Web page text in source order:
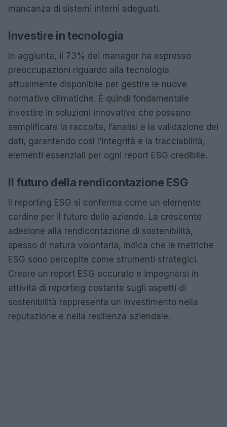
mancanza di sistemi interni adeguati.
Investire in tecnologia
In aggiunta, il 73% dei manager ha espresso
preoccupazioni riguardo alla tecnologia
attualmente disponibile per gestire le nuove
normative climatiche. È quindi fondamentale
investire in soluzioni innovative che possano
semplificare la raccolta, l’analisi e la validazione dei
dati, garantendo così l’integrità e la tracciabilità,
elementi essenziali per ogni report ESG credibile.
Il futuro della rendicontazione ESG
Il reporting ESG si conferma come un elemento
cardine per il futuro delle aziende. La crescente
adesione alla rendicontazione di sostenibilità,
spesso di natura volontaria, indica che le metriche
ESG sono percepite come strumenti strategici.
Creare un report ESG accurato e impegnarsi in
attività di reporting costante sugli aspetti di
sostenibilità rappresenta un investimento nella
reputazione e nella resilienza aziendale.